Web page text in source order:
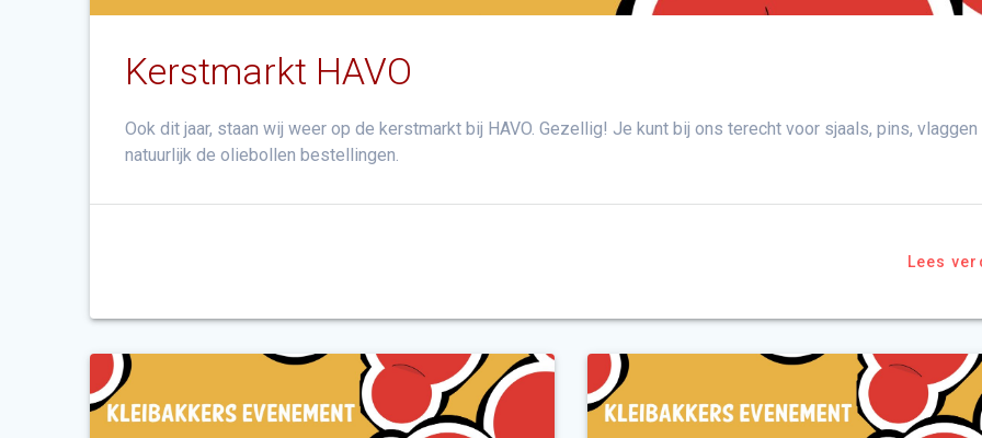
Kerstmarkt HAVO
Ook dit jaar, staan wij weer op de kerstmarkt bij HAVO. Gezellig! Je kunt bij ons terecht voor sjaals, pins, vlaggen
natuurlijk de oliebollen bestellingen.
Lees